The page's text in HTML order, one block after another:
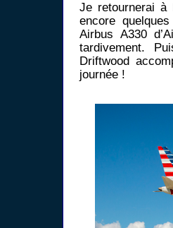
Je retournerai à
encore
Airbus A330
tardivement.
Driftwood
journée !